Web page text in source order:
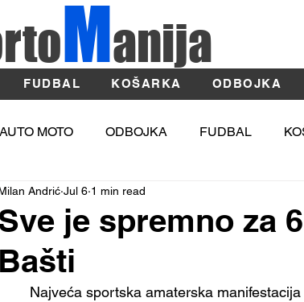
Manija
FUDBAL KOŠARKA ODBOJKA
AUTO MOTO ODBOJKA FUDBAL
ATLETIKA
BASKET
je spremno za
Bašti
Andrić Jul 6 1 min read
Najveća sportska amaterska